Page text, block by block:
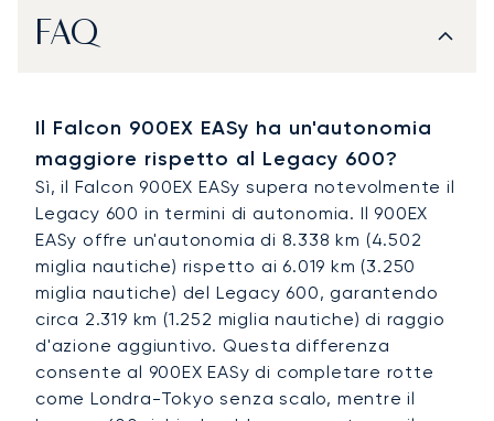
FAQ
Il Falcon 900EX EASy ha un'autonomia
maggiore rispetto al Legacy 600?
Sì, il Falcon 900EX EASy supera notevolmente il
Legacy 600 in termini di autonomia. Il 900EX
EASy offre un'autonomia di 8.338 km (4.502
miglia nautiche) rispetto ai 6.019 km (3.250
miglia nautiche) del Legacy 600, garantendo
circa 2.319 km (1.252 miglia nautiche) di raggio
d'azione aggiuntivo. Questa differenza
consente al 900EX EASy di completare rotte
come Londra-Tokyo senza scalo, mentre il